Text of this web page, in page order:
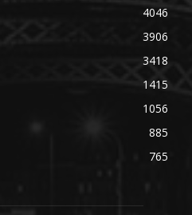
4046
3906
3418
1415
1056
885
765